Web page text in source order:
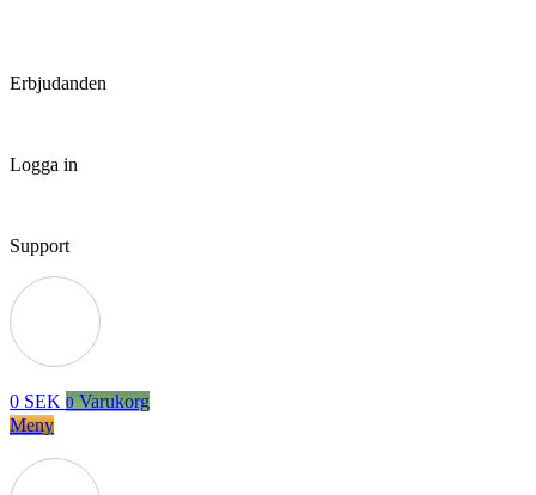
Erbjudanden
Logga in
Support
0 SEK 0 Varukorg
Meny